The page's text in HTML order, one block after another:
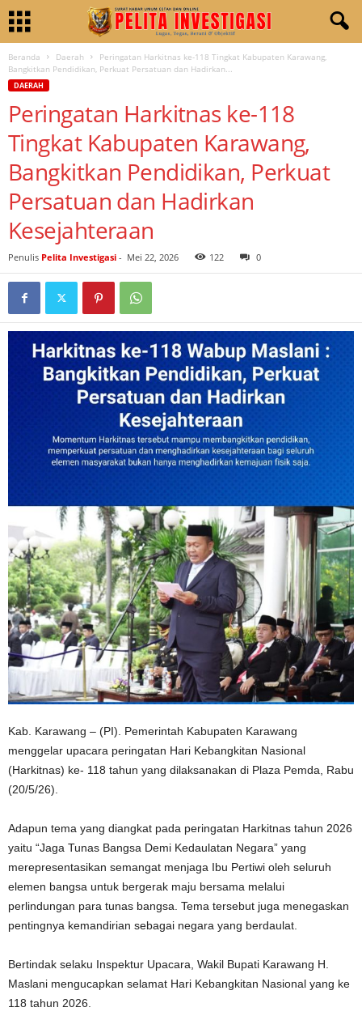
Beranda Daerah
Peringatan Harkitnas ke-118 Tingkat Kabupaten Karawang,
Bangkitkan Pendidikan, Perkuat Persatuan dan Hadirkan...
DAERAH
Peringatan Harkitnas ke-118
Tingkat Kabupaten Karawang,
Bangkitkan Pendidikan, Perkuat
Persatuan dan Hadirkan
Kesejahteraan
Penulis Pelita Investigasi - Mei 22, 2026 122 0
Kab. Karawang – (PI). Pemerintah Kabupaten Karawang
menggelar upacara peringatan Hari Kebangkitan Nasional
(Harkitnas) ke- 118 tahun yang dilaksanakan di Plaza Pemda, Rabu
(20/5/26).
Adapun tema yang diangkat pada peringatan Harkitnas tahun 2026
yaitu “Jaga Tunas Bangsa Demi Kedaulatan Negara” yang
merepresentasikan semangat menjaga Ibu Pertiwi oleh seluruh
elemen bangsa untuk bergerak maju bersama melalui
perlindungan para tunas bangsa. Tema tersebut juga menegaskan
pentingnya kemandirian sebagai negara yang berdaulat.
Bertindak selaku Inspektur Upacara, Wakil Bupati Karawang H.
Maslani mengucapkan selamat Hari Kebangkitan Nasional yang ke
118 tahun 2026.